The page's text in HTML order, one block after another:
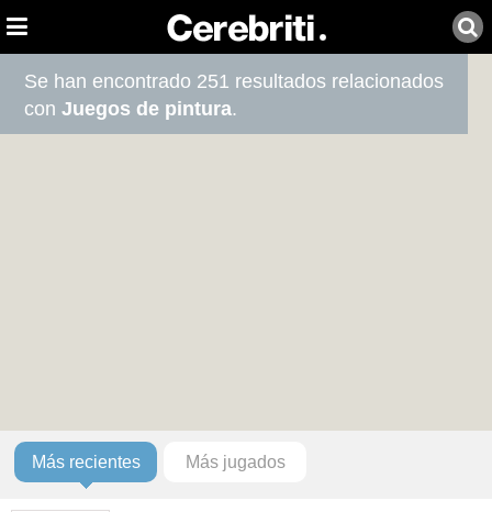
Se han encontrado 251 resultados relacionados
conJuegos de pintura.
Más recientes Más jugados